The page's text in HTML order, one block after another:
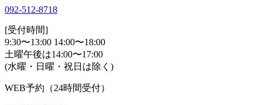
092-512-8718
[受付時間]
9:30〜13:00 14:00〜18:00
土曜午後は14:00〜17:00
(水曜・日曜・祝日は除く)
WEB予約（24時間受付）